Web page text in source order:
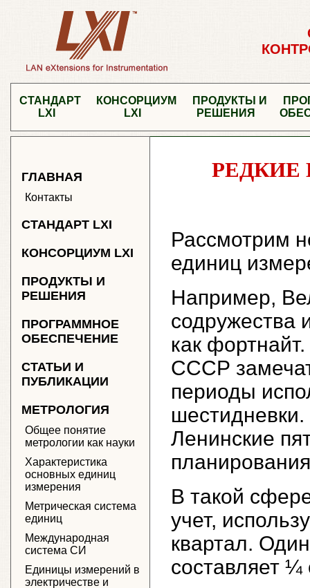
СТАНДАРТ
LXI
КОНСОРЦИУМ
LXI
ПРОДУКТЫ И
РЕШЕНИЯ
ГЛАВНАЯ
Контакты
СТАНДАРТ LXI
КОНСОРЦИУМ LXI
ПРОДУКТЫ И
РЕШЕНИЯ
ПРОГРАММНОЕ
ОБЕСПЕЧЕНИЕ
СТАТЬИ И
ПУБЛИКАЦИИ
МЕТРОЛОГИЯ
Общее понятие
метрологии как науки
Характеристика
основных единиц
измерения
Метрическая система
единиц
Международная
система СИ
Единицы измерений в
электричестве и
Рассмотрим
единиц
Например,
содружества
как
СССР
периоды
Ленинские
В такой
учет,
квартал.
составляет ¼